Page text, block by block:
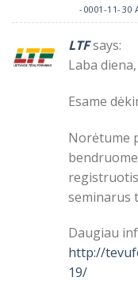
-0001-11-30
LTFsays:
Laba diena,
Esame
Norėtume
seminarus
Daugiau
http://
19/